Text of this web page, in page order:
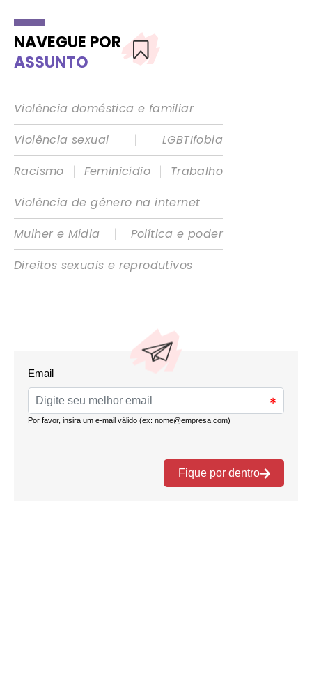
NAVEGUE POR
ASSUNTO
Violência doméstica e familiar
Violência sexual
|
LGBTIfobia
Racismo
| Feminicídio |
Trabalho
Violência de gênero na internet
Mulher e Mídia
|
Política e poder
Direitos sexuais e reprodutivos